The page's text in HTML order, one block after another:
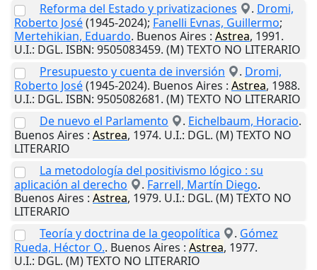
Reforma del Estado y privatizaciones
. Dromi,
Roberto José(1945-2024); Fanelli Evnas, Guillermo;
Mertehikian, Eduardo. Buenos Aires : Astrea, 1991.
U.I.: DGL. ISBN: 9505083459. (M) TEXTO NO LITERARIO
Presupuesto y cuenta de inversión
. Dromi,
Roberto José(1945-2024). Buenos Aires : Astrea, 1988.
U.I.: DGL. ISBN: 9505082681. (M) TEXTO NO LITERARIO
De nuevo el Parlamento
. Eichelbaum, Horacio.
Buenos Aires : Astrea, 1974. U.I.: DGL. (M) TEXTO NO
LITERARIO
La metodología del positivismo lógico : su
aplicación al derecho
. Farrell, Martín Diego.
Buenos Aires : Astrea, 1979. U.I.: DGL. (M) TEXTO NO
LITERARIO
Teoría y doctrina de la geopolítica
. Gómez
Rueda, Héctor O.. Buenos Aires : Astrea, 1977.
U.I.: DGL. (M) TEXTO NO LITERARIO